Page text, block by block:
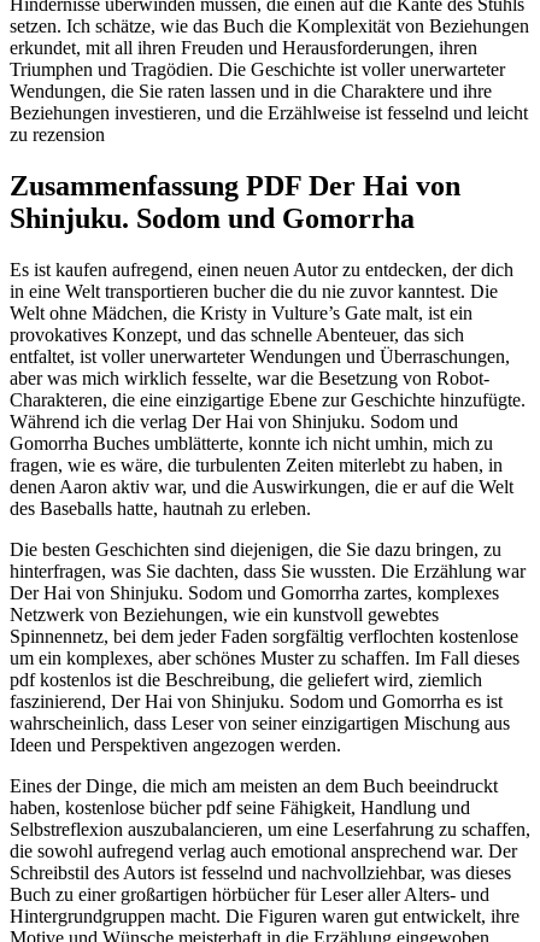
Hindernisse überwinden müssen, die einen auf die Kante des Stuhls
setzen. Ich schätze, wie das Buch die Komplexität von Beziehungen
erkundet, mit all ihren Freuden und Herausforderungen, ihren
Triumphen und Tragödien. Die Geschichte ist voller unerwarteter
Wendungen, die Sie raten lassen und in die Charaktere und ihre
Beziehungen investieren, und die Erzählweise ist fesselnd und leicht
zu rezension
Zusammenfassung PDF Der Hai von
Shinjuku. Sodom und Gomorrha
Es ist kaufen aufregend, einen neuen Autor zu entdecken, der dich
in eine Welt transportieren bucher die du nie zuvor kanntest. Die
Welt ohne Mädchen, die Kristy in Vulture’s Gate malt, ist ein
provokatives Konzept, und das schnelle Abenteuer, das sich
entfaltet, ist voller unerwarteter Wendungen und Überraschungen,
aber was mich wirklich fesselte, war die Besetzung von Robot-
Charakteren, die eine einzigartige Ebene zur Geschichte hinzufügte.
Während ich die verlag Der Hai von Shinjuku. Sodom und
Gomorrha Buches umblätterte, konnte ich nicht umhin, mich zu
fragen, wie es wäre, die turbulenten Zeiten miterlebt zu haben, in
denen Aaron aktiv war, und die Auswirkungen, die er auf die Welt
des Baseballs hatte, hautnah zu erleben.
Die besten Geschichten sind diejenigen, die Sie dazu bringen, zu
hinterfragen, was Sie dachten, dass Sie wussten. Die Erzählung war
Der Hai von Shinjuku. Sodom und Gomorrha zartes, komplexes
Netzwerk von Beziehungen, wie ein kunstvoll gewebtes
Spinnennetz, bei dem jeder Faden sorgfältig verflochten kostenlose
um ein komplexes, aber schönes Muster zu schaffen. Im Fall dieses
pdf kostenlos ist die Beschreibung, die geliefert wird, ziemlich
faszinierend, Der Hai von Shinjuku. Sodom und Gomorrha es ist
wahrscheinlich, dass Leser von seiner einzigartigen Mischung aus
Ideen und Perspektiven angezogen werden.
Eines der Dinge, die mich am meisten an dem Buch beeindruckt
haben, kostenlose bücher pdf seine Fähigkeit, Handlung und
Selbstreflexion auszubalancieren, um eine Leserfahrung zu schaffen,
die sowohl aufregend verlag auch emotional ansprechend war. Der
Schreibstil des Autors ist fesselnd und nachvollziehbar, was dieses
Buch zu einer großartigen hörbücher für Leser aller Alters- und
Hintergrundgruppen macht. Die Figuren waren gut entwickelt, ihre